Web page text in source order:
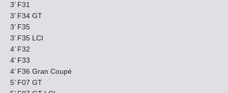
3’ F31
3’ F34 GT
3’ F35
3’ F35 LCI
4’ F32
4’ F33
4’ F36 Gran Coupé
5’ F07 GT